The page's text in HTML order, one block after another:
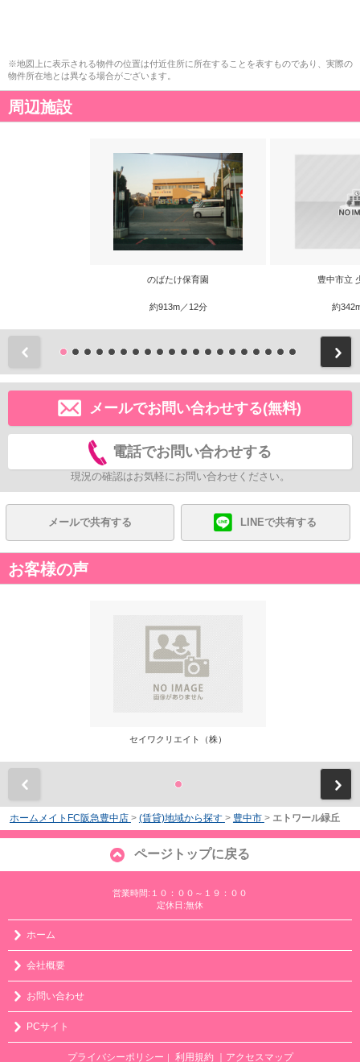
※地図上に表示される物件の位置は付近住所に所在することを表すものであり、実際の
物件所在地とは異なる場合がございます。
周辺施設
のばたけ保育園
約913m／12分
豊中市立
約
メールでお問い合わせする(無料)
電話でお問い合わせする
現況の確認はお気軽にお問い合わせください。
メールで共有する LINEで共有する
お客様の声
セイワクリエイト（株）
ホームメイトFC阪急豊中店 > (賃貸)地域から探す > 豊中市 > エトワール緑丘
ページトップに戻る
営業時間:１０：００～１９：００
定休日:無休
ホーム
会社概要
お問い合わせ
PCサイト
プライバシーポリシー 利用規約 ｜アクセスマップ